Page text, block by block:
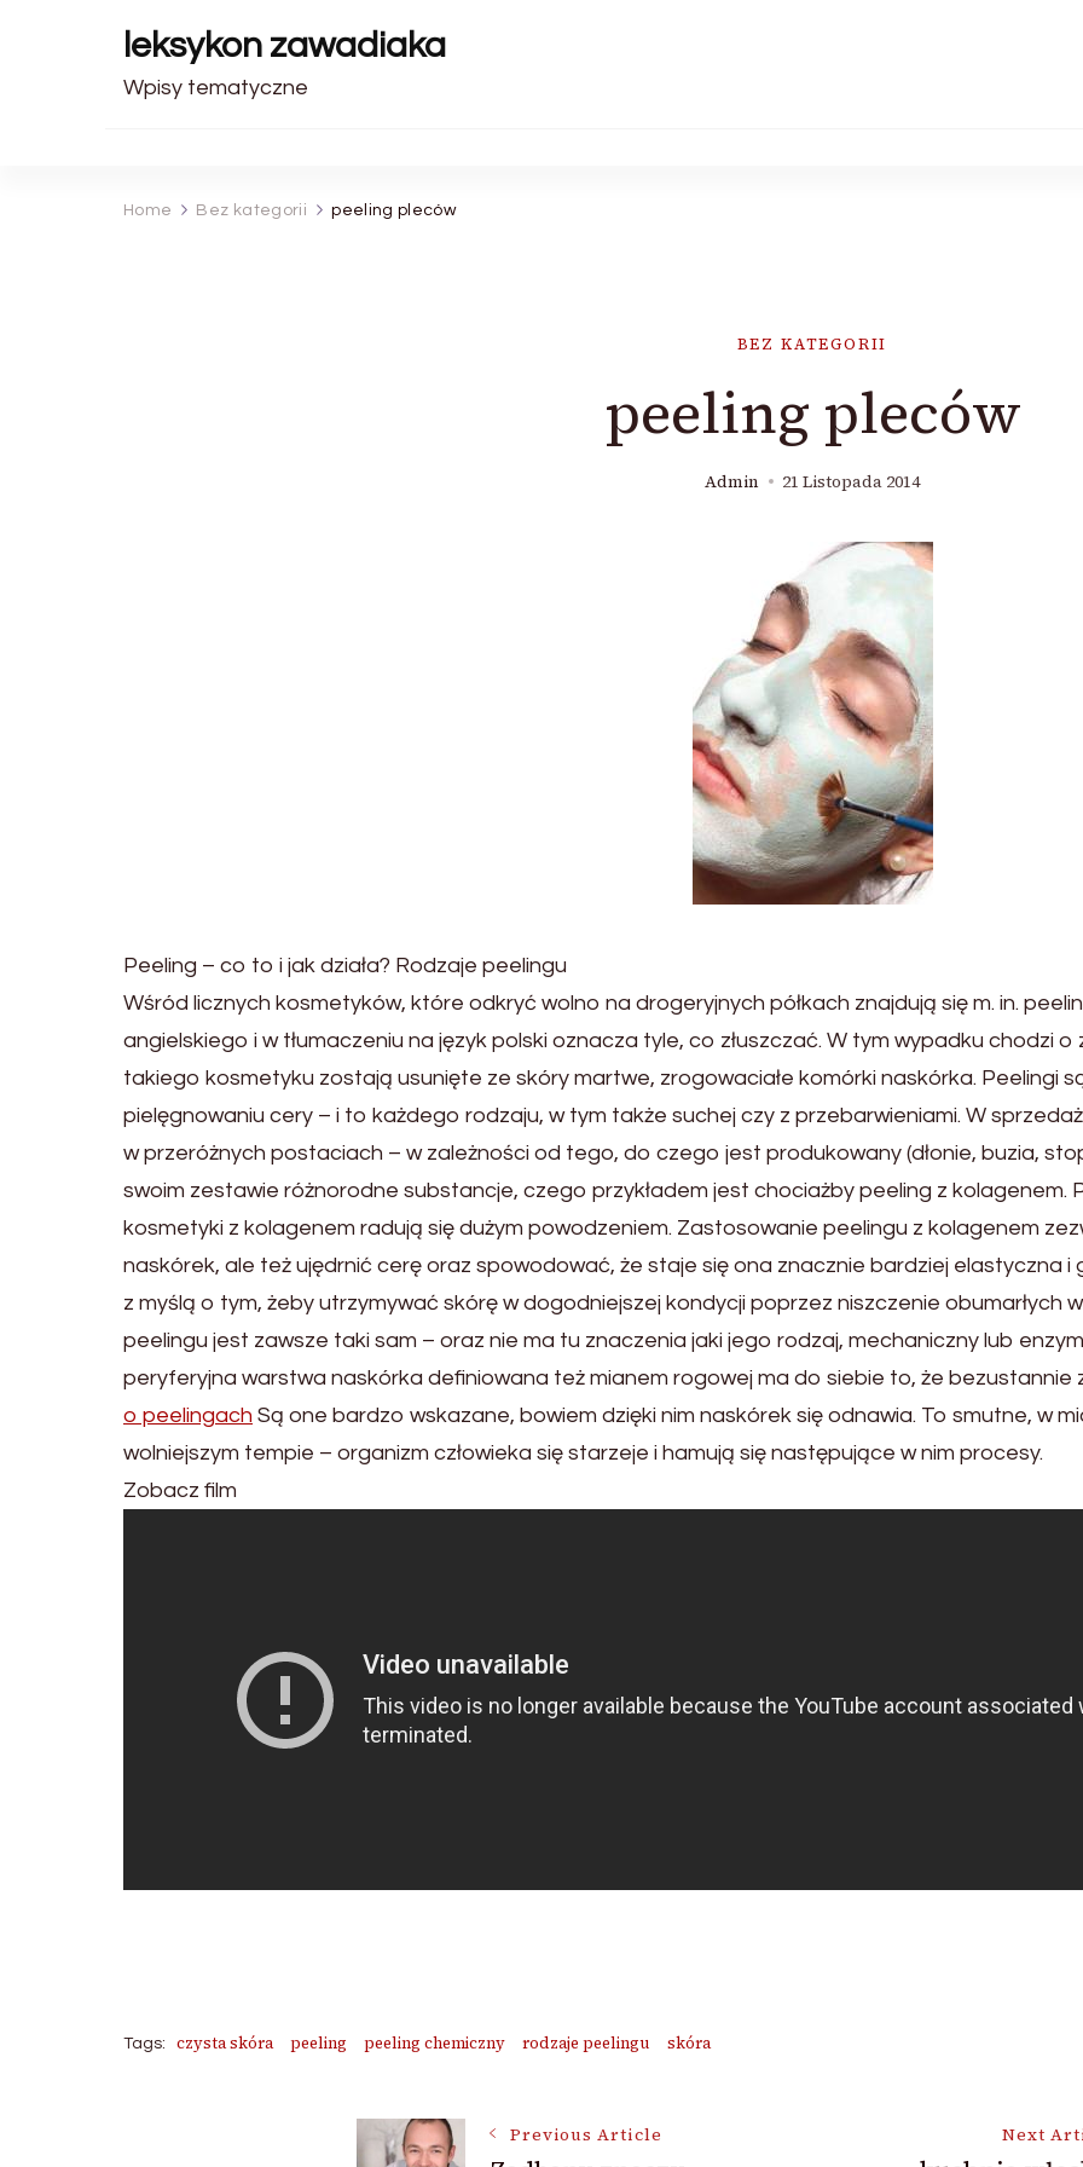
leksykon zawadiaka
Wpisy tematyczne
Home Bez kategorii peeling pleców
BEZ KATEGORII
peeling pleców
Admin 21 Listopada 2014
Peeling – co to i jak działa? Rodzaje peelingu
Wśród licznych kosmetyków, które odkryć wolno na drogeryjnych półkach znajdują się m. in.
angielskiego i w tłumaczeniu na język polski oznacza tyle, co złuszczać. W tym wypadku chodzi
takiego kosmetyku zostają usunięte ze skóry martwe, zrogowaciałe komórki naskórka. Peelingi
pielęgnowaniu cery – i to każdego rodzaju, w tym także suchej czy z przebarwieniami. W
w przeróżnych postaciach – w zależności od tego, do czego jest produkowany (dłonie, buzia,
swoim zestawie różnorodne substancje, czego przykładem jest chociażby peeling z kolagenem.
kosmetyki z kolagenem radują się dużym powodzeniem. Zastosowanie peelingu z kolagenem
naskórek, ale też ujędrnić cerę oraz spowodować, że staje się ona znacznie bardziej elastyczna
z myślą o tym, żeby utrzymywać skórę w dogodniejszej kondycji poprzez niszczenie obumarłych
peelingu jest zawsze taki sam – oraz nie ma tu znaczenia jaki jego rodzaj, mechaniczny lub
peryferyjna warstwa naskórka definiowana też mianem rogowej ma do siebie to, że
o peelingach Są one bardzo wskazane, bowiem dzięki nim naskórek się odnawia. To smutne, w
wolniejszym tempie – organizm człowieka się starzeje i hamują się następujące w nim procesy.
Zobacz film
Tags: czysta skóra peeling peeling chemiczny rodzaje peelingu skóra
Post
Previous Article Next